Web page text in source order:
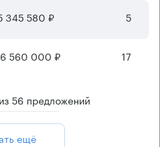
345 580 ₽ 5
560 000 ₽ 17
из56 предложений
ещё